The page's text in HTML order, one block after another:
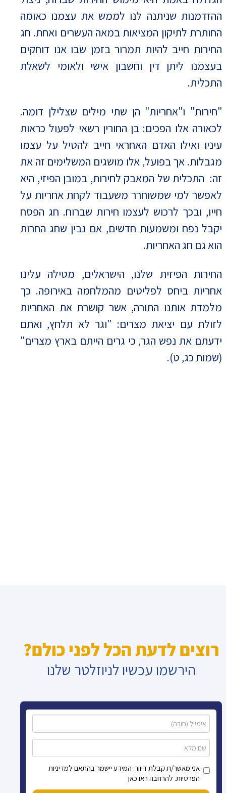
ההזדמנות שניתנה לנו לממש את עצמנו כאומה
החותרת לתיקון המציאות במאה העשרים ואחת. חג
החירות חייב להיות תמרור בזמן שבו אנו דוחקים
בעצמנו ליתן דין וחשבון אישי ולאומי לשאלת
התכלית.
"חירות" ו"אחריות" הן שתי מילים שצלילן דומה.
לכאורה אלו הפכים: בן החורין רשאי לפעול כראות
עיניו ואילו האדם האחראי חייב להטיל על עצמו
מגבלות. אך בפועל, אלו מושגים המשלימים זה את
זה: התכלית של המאבק לחירות, במובן הפיזי, היא
לאפשר למי שמשוחרר משעבוד לקחת אחריות על
חייו, ובכך לרכוש לעצמו חירות שברוח. חג הפסח
יקבל נפח ומשמעות חדשים, אם נבין שחג החרות
הוא גם חג האחריות.
החירות הפיזית שלנו, הישראלים, מטילה עלינו
אחריות ביחס לפליטים מהמלחמה באירופה. כך
מלמדת אותנו התורה, אשר קושרת את האחריות
לזולת עם יציאת מצרים: "וגר לא תלחץ, ואתם
ידעתם את נפש הגר, כי גרים הייתם בארץ מצרים"
(שמות כג, ט).
רוצים לדעת הכל לפני כולם?
הירשמו עכשיו לניוזלטר שלנו
אני מאשר/ת קבלת דיוור. המידע יישמר בהתאם למדיניות
הפרטיות. להרחבה ראו כאן